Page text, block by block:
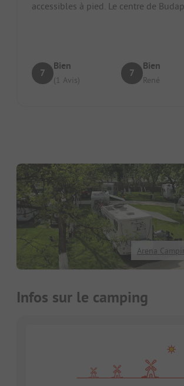
accessibles à pied. Le centre de
7
Bien
(1 Avis)
7
Bien
René
Arena
Infos sur le camping